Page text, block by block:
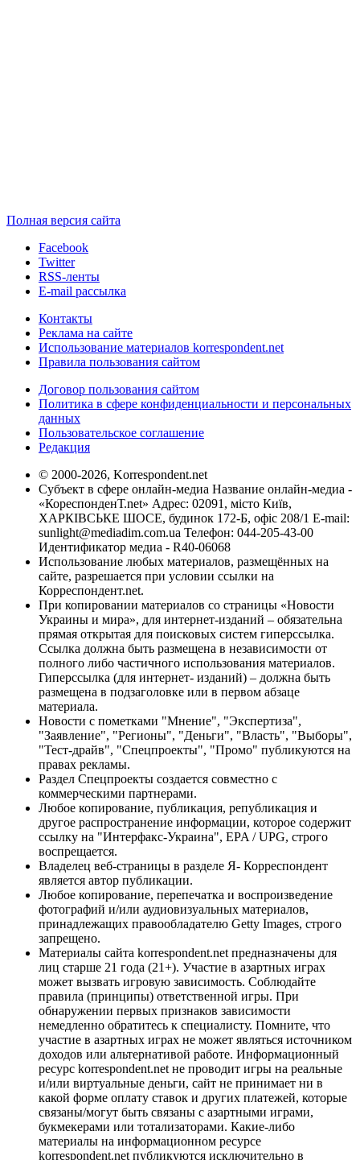
Полная версия сайта
Facebook
Twitter
RSS-ленты
E-mail рассылка
Контакты
Реклама на сайте
Использование материалов korrespondent.net
Правила пользования сайтом
Договор пользования сайтом
Политика в сфере конфиденциальности и персональных
данных
Пользовательское соглашение
Редакция
© 2000-2026, Korrespondent.net
Субъект в сфере онлайн-медиа Название онлайн-медиа -
«КореспонденТ.net» Адрес: 02091, місто Київ,
ХАРКІВСЬКЕ ШОСЕ, будинок 172-Б, офіс 208/1 E-mail:
sunlight@mediadim.com.ua Телефон: 044-205-43-00
Идентификатор медиа - R40-06068
Использование любых материалов, размещённых на
сайте, разрешается при условии ссылки на
Корреспондент.net.
При копировании материалов со страницы «Новости
Украины и мира», для интернет-изданий – обязательна
прямая открытая для поисковых систем гиперссылка.
Ссылка должна быть размещена в независимости от
полного либо частичного использования материалов.
Гиперссылка (для интернет- изданий) – должна быть
размещена в подзаголовке или в первом абзаце
материала.
Новости с пометками "Мнение", "Экспертиза",
"Заявление", "Регионы", "Деньги", "Власть", "Выборы",
"Тест-драйв", "Спецпроекты", "Промо" публикуются на
правах рекламы.
Раздел Спецпроекты создается совместно с
коммерческими партнерами.
Любое копирование, публикация, републикация и
другое распространение информации, которое содержит
ссылку на "Интерфакс-Украина", EPA / UPG, строго
воспрещается.
Владелец веб-страницы в разделе Я- Корреспондент
является автор публикации.
Любое копирование, перепечатка и воспроизведение
фотографий и/или аудиовизуальных материалов,
принадлежащих правообладателю Getty Images, строго
запрещено.
Материалы сайта korrespondent.net предназначены для
лиц старше 21 года (21+). Участие в азартных играх
может вызвать игровую зависимость. Соблюдайте
правила (принципы) ответственной игры. При
обнаружении первых признаков зависимости
немедленно обратитесь к специалисту. Помните, что
участие в азартных играх не может являться источником
доходов или альтернативой работе. Информационный
ресурс korrespondent.net не проводит игры на реальные
и/или виртуальные деньги, сайт не принимает ни в
какой форме оплату ставок и других платежей, которые
связаны/могут быть связаны с азартными играми,
букмекерами или тотализаторами. Какие-либо
материалы на информационном ресурсе
korrespondent.net публикуются исключительно в